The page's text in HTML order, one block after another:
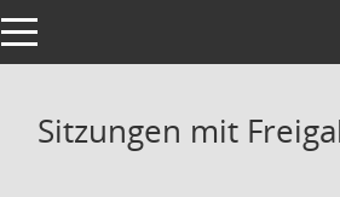
Toggle navigation
Sitzungen mit